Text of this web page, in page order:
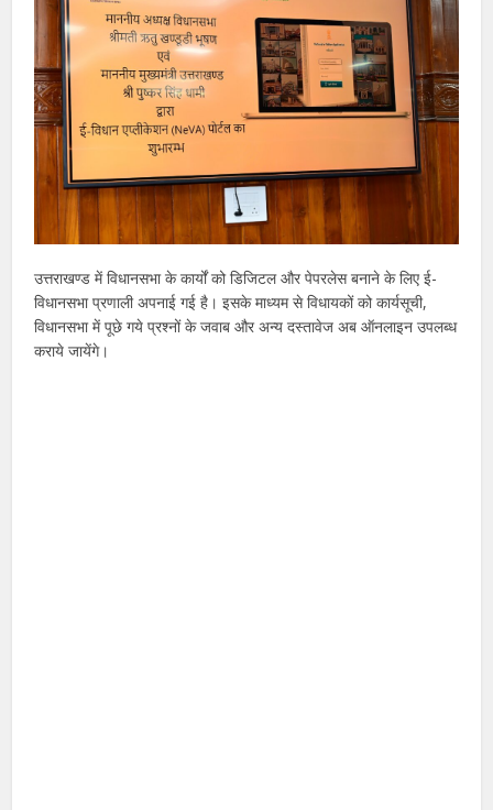
उत्तराखण्ड में विधानसभा के कार्यों को डिजिटल और पेपरलेस बनाने के लिए ई-
विधानसभा प्रणाली अपनाई गई है। इसके माध्यम से विधायकों को कार्यसूची,
विधानसभा में पूछे गये प्रश्नों के जवाब और अन्य दस्तावेज अब ऑनलाइन उपलब्ध
कराये जायेंगे।